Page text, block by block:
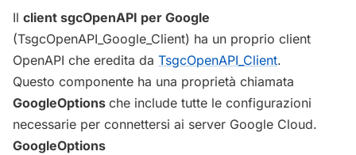
Il client sgcOpenAPI per Google
(TsgcOpenAPI_Google_Client) ha un proprio client
OpenAPI che eredita da TsgcOpenAPI_Client.
Questo componente ha una proprietà chiamata
GoogleOptions che include tutte le configurazioni
necessarie per connettersi ai server Google Cloud.
GoogleOptions